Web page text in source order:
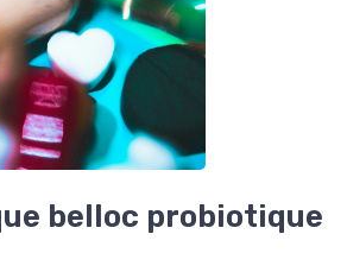
belloc probiotique